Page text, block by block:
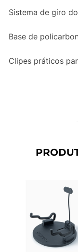
Sistema de giro
Base de
Clipes práticos